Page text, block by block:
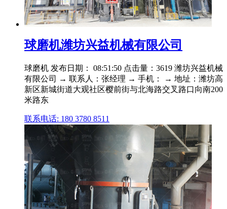
球磨机潍坊兴益机械有限公司
球磨机 发布日期： 08:51:50 点击量：3619 潍坊兴益机械
有限公司 → 联系人：张经理 → 手机： → 地址：潍坊高
新区新城街道大观社区樱前街与北海路交叉路口向南200
米路东
联系电话: 180 3780 8511